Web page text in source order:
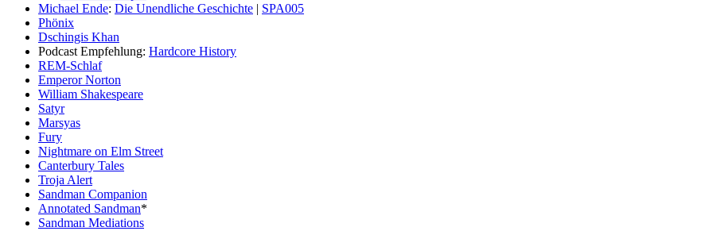
Michael Ende: Die Unendliche Geschichte | SPA005
Phönix
Dschingis Khan
Podcast Empfehlung: Hardcore History
REM-Schlaf
Emperor Norton
William Shakespeare
Satyr
Marsyas
Fury
Nightmare on Elm Street
Canterbury Tales
Troja Alert
Sandman Companion
Annotated Sandman*
Sandman Mediations